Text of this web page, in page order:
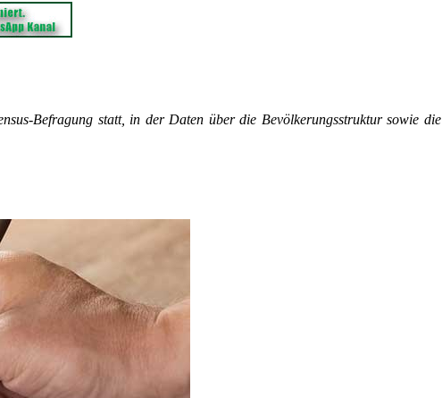
Befragung statt, in der Daten über die Bevölkerungsstruktur sowie die